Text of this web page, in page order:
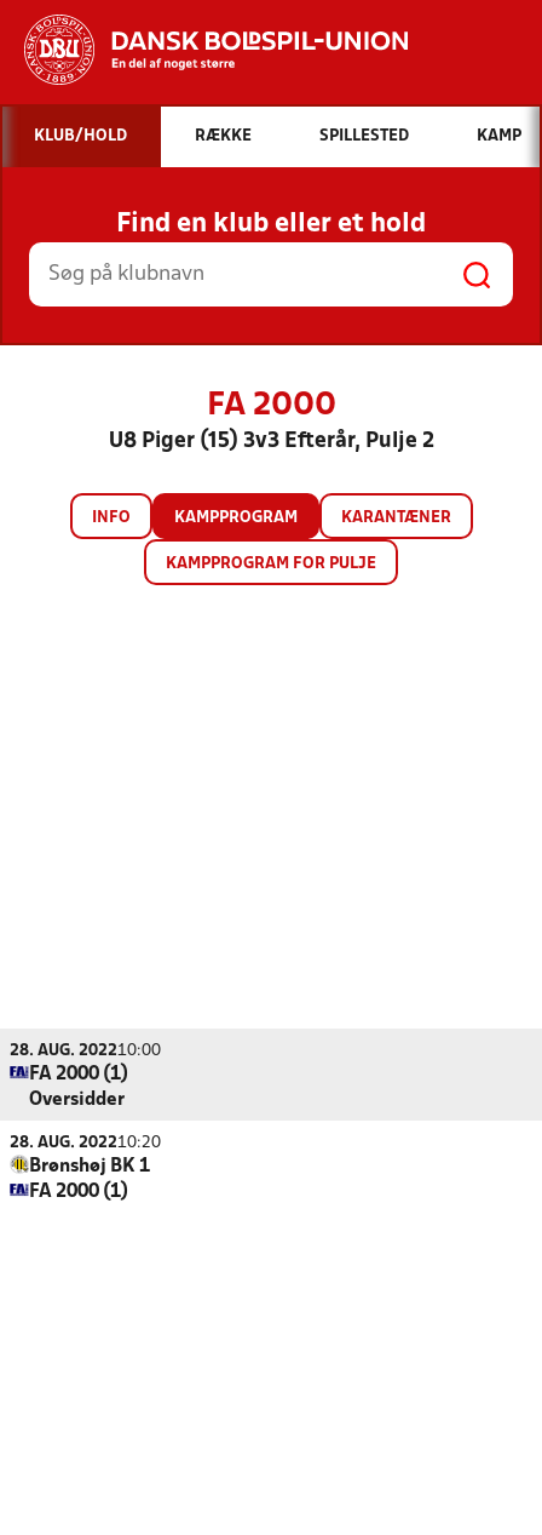
Hvad vil du søge efter?
INDHOLD OG NYHEDER
STILLINGER, RESULTATER, KLUBBER OG
HOLD
KLUB/HOLD RÆKKE SPILLESTED KAMP
Find en klub eller et hold
FA 2000
U8 Piger (15) 3v3 Efterår, Pulje 2
INFO KAMPPROGRAM KARANTÆNER
KAMPPROGRAM FOR PULJE
28. AUG. 202210:00
FA 2000 (1)
Oversidder
28. AUG. 202210:20
Brønshøj BK 1
FA 2000 (1)